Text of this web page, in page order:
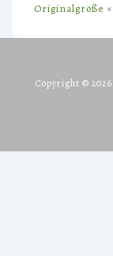
Originalgröße ×
Copyright © 2026